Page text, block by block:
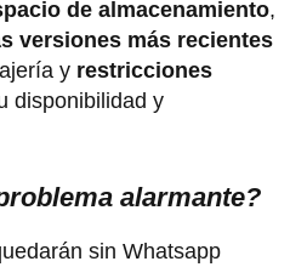
de almacenamiento,
versiones más recientes
y restricciones
disponibilidad y
alarmante?
sin Whatsapp